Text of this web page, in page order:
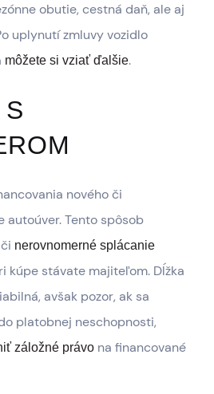
obutie, cestná daň, ale aj
uplynutí zmluvy vozidlo
môžete si vziať ďalšie.
nového či
autoúver. Tento spôsob
nerovnomerné splácanie
kúpe stávate majiteľom. Dĺžka
avšak pozor, ak sa
platobnej neschopnosti,
záložné právo na financované